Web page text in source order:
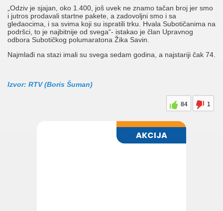
„Odziv je sjajan, oko 1.400, još uvek ne znamo tačan broj jer smo
i jutros prodavali startne pakete, a zadovoljni smo i sa
gledaocima, i sa svima koji su ispratili trku. Hvala Subotičanima na
podršci, to je najbitnije od svega“- istakao je član Upravnog
odbora Subotičkog polumaratona Žika Savin.
Najmlađi na stazi imali su svega sedam godina, a najstariji čak 74.
Izvor: RTV (Boris Šuman)
84 1